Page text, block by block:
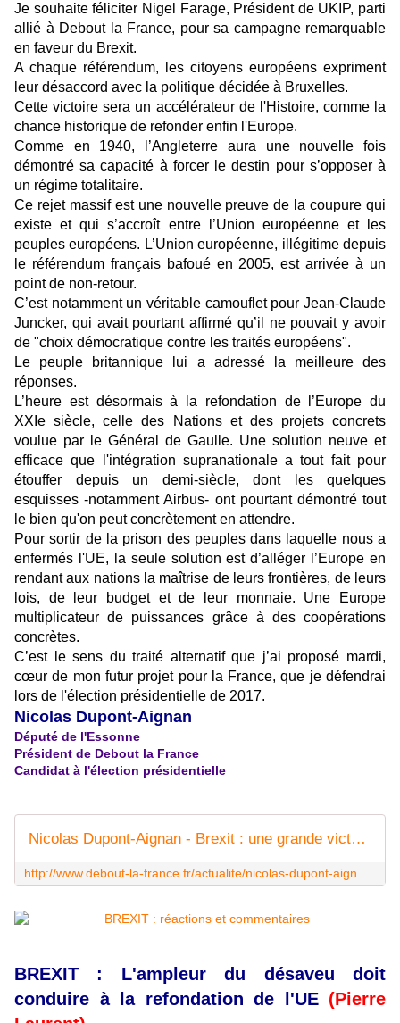
Je souhaite féliciter Nigel Farage, Président de UKIP, parti
allié à Debout la France, pour sa campagne remarquable
en faveur du Brexit.
A chaque référendum, les citoyens européens expriment
leur désaccord avec la politique décidée à Bruxelles.
Cette victoire sera un accélérateur de l'Histoire, comme la
chance historique de refonder enfin l'Europe.
Comme en 1940, l’Angleterre aura une nouvelle fois
démontré sa capacité à forcer le destin pour s’opposer à
un régime totalitaire.
Ce rejet massif est une nouvelle preuve de la coupure qui
existe et qui s’accroît entre l’Union européenne et les
peuples européens. L’Union européenne, illégitime depuis
le référendum français bafoué en 2005, est arrivée à un
point de non-retour.
C’est notamment un véritable camouflet pour Jean-Claude
Juncker, qui avait pourtant affirmé qu’il ne pouvait y avoir
de "choix démocratique contre les traités européens".
Le peuple britannique lui a adressé la meilleure des
réponses.
L’heure est désormais à la refondation de l’Europe du
XXIe siècle, celle des Nations et des projets concrets
voulue par le Général de Gaulle. Une solution neuve et
efficace que l'intégration supranationale a tout fait pour
étouffer depuis un demi-siècle, dont les quelques
esquisses -notamment Airbus- ont pourtant démontré tout
le bien qu'on peut concrètement en attendre.
Pour sortir de la prison des peuples dans laquelle nous a
enfermés l'UE, la seule solution est d’alléger l’Europe en
rendant aux nations la maîtrise de leurs frontières, de leurs
lois, de leur budget et de leur monnaie. Une Europe
multiplicateur de puissances grâce à des coopérations
concrètes.
C’est le sens du traité alternatif que j’ai proposé mardi,
cœur de mon futur projet pour la France, que je défendrai
lors de l'élection présidentielle de 2017.
Nicolas Dupont-Aignan
Député de l'Essonne
Président de Debout la France
Candidat à l'élection présidentielle
Nicolas Dupont-Aignan - Brexit : une grande victoire pour la démocratie !
BREXIT :
L'ampleur du désaveu doit
conduire à la refondation de l'UE (Pierre